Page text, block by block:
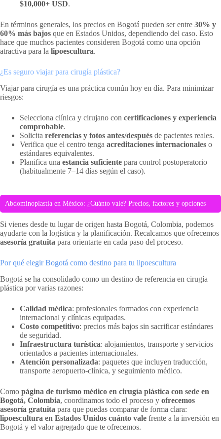
$10,000+ USD.
En términos generales, los precios en Bogotá pueden ser entre 30% y
60% más bajos que en Estados Unidos, dependiendo del caso. Esto
hace que muchos pacientes consideren Bogotá como una opción
atractiva para la lipoescultura.
¿Es seguro viajar para cirugía plástica?
Viajar para cirugía es una práctica común hoy en día. Para minimizar
riesgos:
Selecciona clínica y cirujano con certificaciones y experiencia
comprobable.
Solicita referencias y fotos antes/después de pacientes reales.
Verifica que el centro tenga acreditaciones internacionales o
estándares equivalentes.
Planifica una estancia suficiente para control postoperatorio
(habitualmente 7–14 días según el caso).
Abdominoplastia en México: ¿Cuánto vale? Precios, factores y opciones
Si vienes desde tu lugar de origen hasta Bogotá, Colombia, podemos
ayudarte con la logística y la planificación. Recalcamos que ofrecemos
asesoría gratuita para orientarte en cada paso del proceso.
Por qué elegir Bogotá como destino para tu lipoescultura
Bogotá se ha consolidado como un destino de referencia en cirugía
plástica por varias razones:
Calidad médica: profesionales formados con experiencia
internacional y clínicas equipadas.
Costo competitivo: precios más bajos sin sacrificar estándares
de seguridad.
Infraestructura turística: alojamientos, transporte y servicios
orientados a pacientes internacionales.
Atención personalizada: paquetes que incluyen traducción,
transporte aeropuerto-clínica, y seguimiento médico.
Como página de turismo médico en cirugía plástica con sede en
Bogotá, Colombia, coordinamos todo el proceso y ofrecemos
asesoría gratuita para que puedas comparar de forma clara:
lipoescultura en Estados Unidos cuánto vale frente a la inversión en
Bogotá y el valor agregado que te ofrecemos.